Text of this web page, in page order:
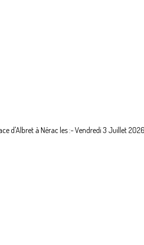
d'Albret à Nérac les :- Vendredi 3 Juillet